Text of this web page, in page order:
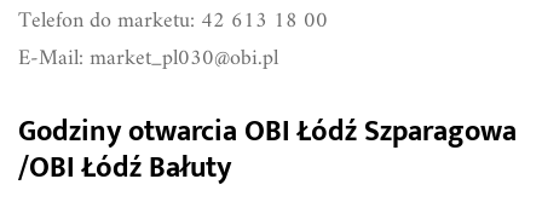
Telefon do marketu: 42 613 18 00
E-Mail:market_pl030@obi.pl
Godziny otwarcia OBI Łódź Szparagowa
/OBI Łódź Bałuty